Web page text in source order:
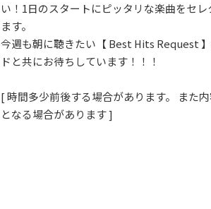
い！1日のスタートにピッタリな楽曲をセレ
ます。
今週も朝に聴きたい【 Best Hits Request
ドと共にお待ちしています！！！
[ 時間多少前後する場合があります。 また
となる場合があります ]